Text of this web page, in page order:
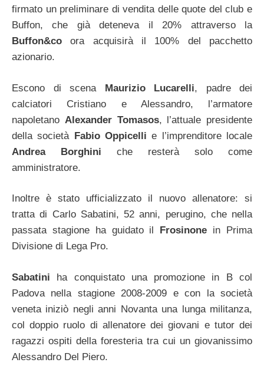
firmato un preliminare di vendita delle quote del club e
Buffon, che già deteneva il 20% attraverso la
Buffon&co ora acquisirà il 100% del pacchetto
azionario.
Escono di scena Maurizio Lucarelli, padre dei
calciatori Cristiano e Alessandro, l’armatore
napoletano Alexander Tomasos, l’attuale presidente
della società Fabio Oppicelli e l’imprenditore locale
Andrea Borghini che resterà solo come
amministratore.
Inoltre è stato ufficializzato il nuovo allenatore: si
tratta di Carlo Sabatini, 52 anni, perugino, che nella
passata stagione ha guidato il
Frosinone in Prima
Divisione di Lega Pro.
Sabatini ha conquistato una promozione in B col
Padova nella stagione 2008-2009 e con la società
veneta iniziò negli anni Novanta una lunga militanza,
col doppio ruolo di allenatore dei giovani e tutor dei
ragazzi ospiti della foresteria tra cui un giovanissimo
Alessandro Del Piero.